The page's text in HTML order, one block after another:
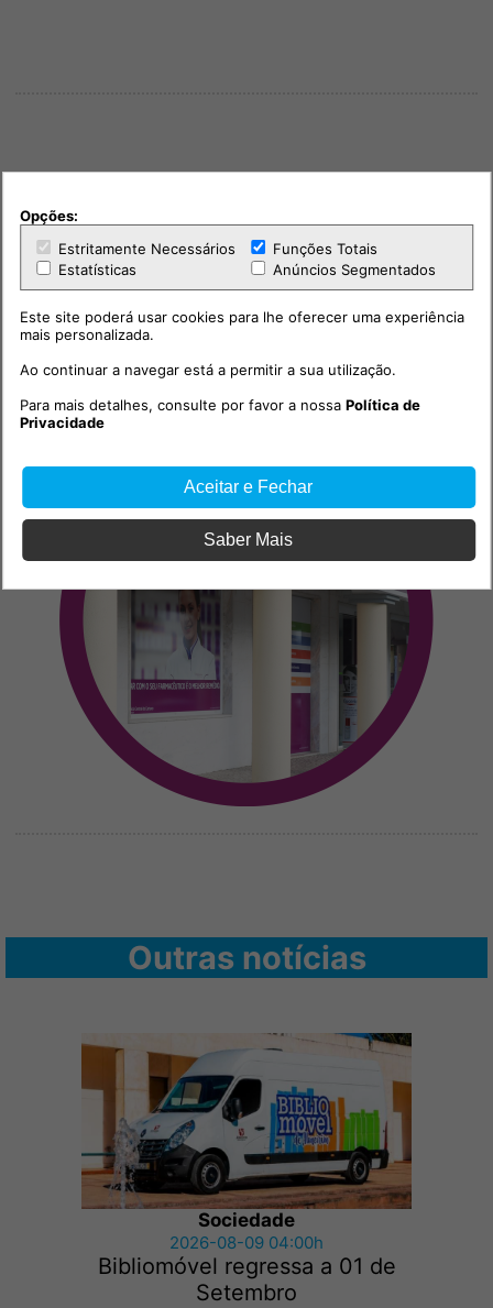
Outras notícias
Sociedade
2026-08-09 04:00h
Bibliomóvel regressa a 01 de
Setembro
Opções:
Estritamente Necessários
Funções Totais
Estatísticas
Anúncios Segmentados
Este site poderá usar cookies para lhe oferecer uma experiência
mais personalizada.
Ao continuar a navegar está a permitir a sua utilização.
Para mais detalhes, consulte por favor a nossaPolítica de
Privacidade
Aceitar e Fechar
Saber Mais